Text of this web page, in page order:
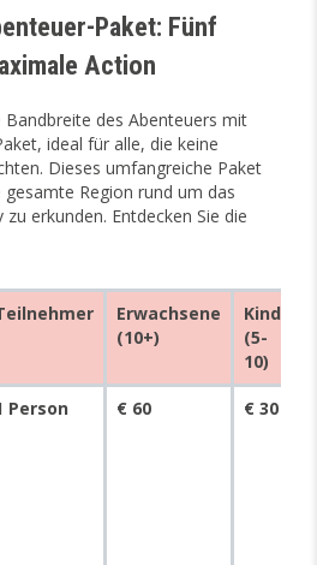
Paket: Fünf
Action
Bandbreite des Abenteuers mit
ideal für alle, die keine
Dieses umfangreiche Paket
Region rund um das
zu erkunden. Entdecken Sie die
Erwachsene
(10+)
Kind
(5-
10)
Person € 60 € 30